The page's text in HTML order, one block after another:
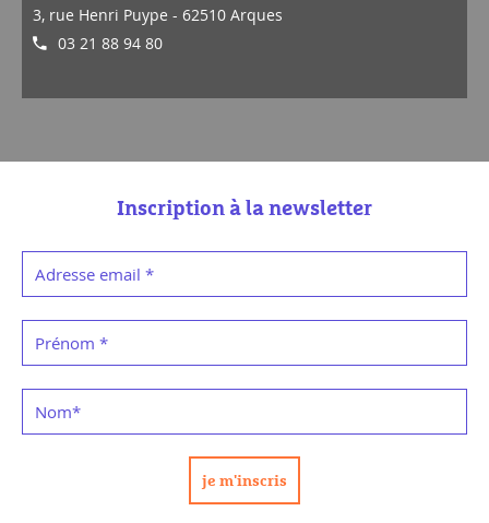
3, rue Henri Puype - 62510 Arques
03 21 88 94 80
Inscription à la newsletter
Adresse email *
Prénom *
Nom*